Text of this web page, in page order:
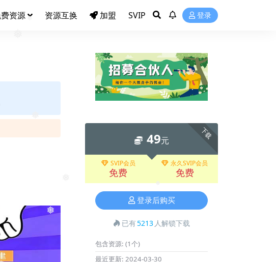
❅
❅
资源 资源互换 加盟 SVIP 登录
下载
49元
SVIP会员
免费
永久SVIP会员
免费
登录后购买
已有5213 人解锁下载
包含资源: (1个)
最近更新: 2024-03-30